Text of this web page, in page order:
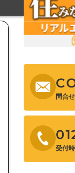
問合せ
受付